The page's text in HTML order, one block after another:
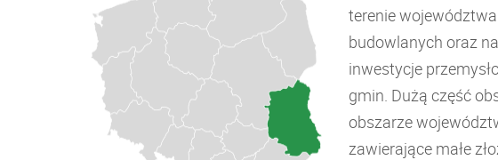
terenie
budowlanych oraz
inwestycje
gmin. Dużą część
obszarze
zawierające małe